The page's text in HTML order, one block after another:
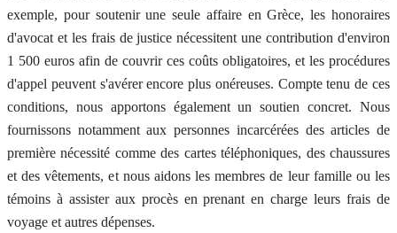
exemple, pour soutenir une seule affaire en Grèce, les honoraires
d'avocat et les frais de justice nécessitent une contribution d'environ
1 500 euros afin de couvrir ces coûts obligatoires, et les procédures
d'appel peuvent s'avérer encore plus onéreuses. Compte tenu de ces
conditions, nous apportons également un soutien concret. Nous
fournissons notamment aux personnes incarcérées des articles de
première nécessité comme des cartes téléphoniques, des chaussures
et des vêtements, et nous aidons les membres de leur famille ou les
témoins à assister aux procès en prenant en charge leurs frais de
voyage et autres dépenses.